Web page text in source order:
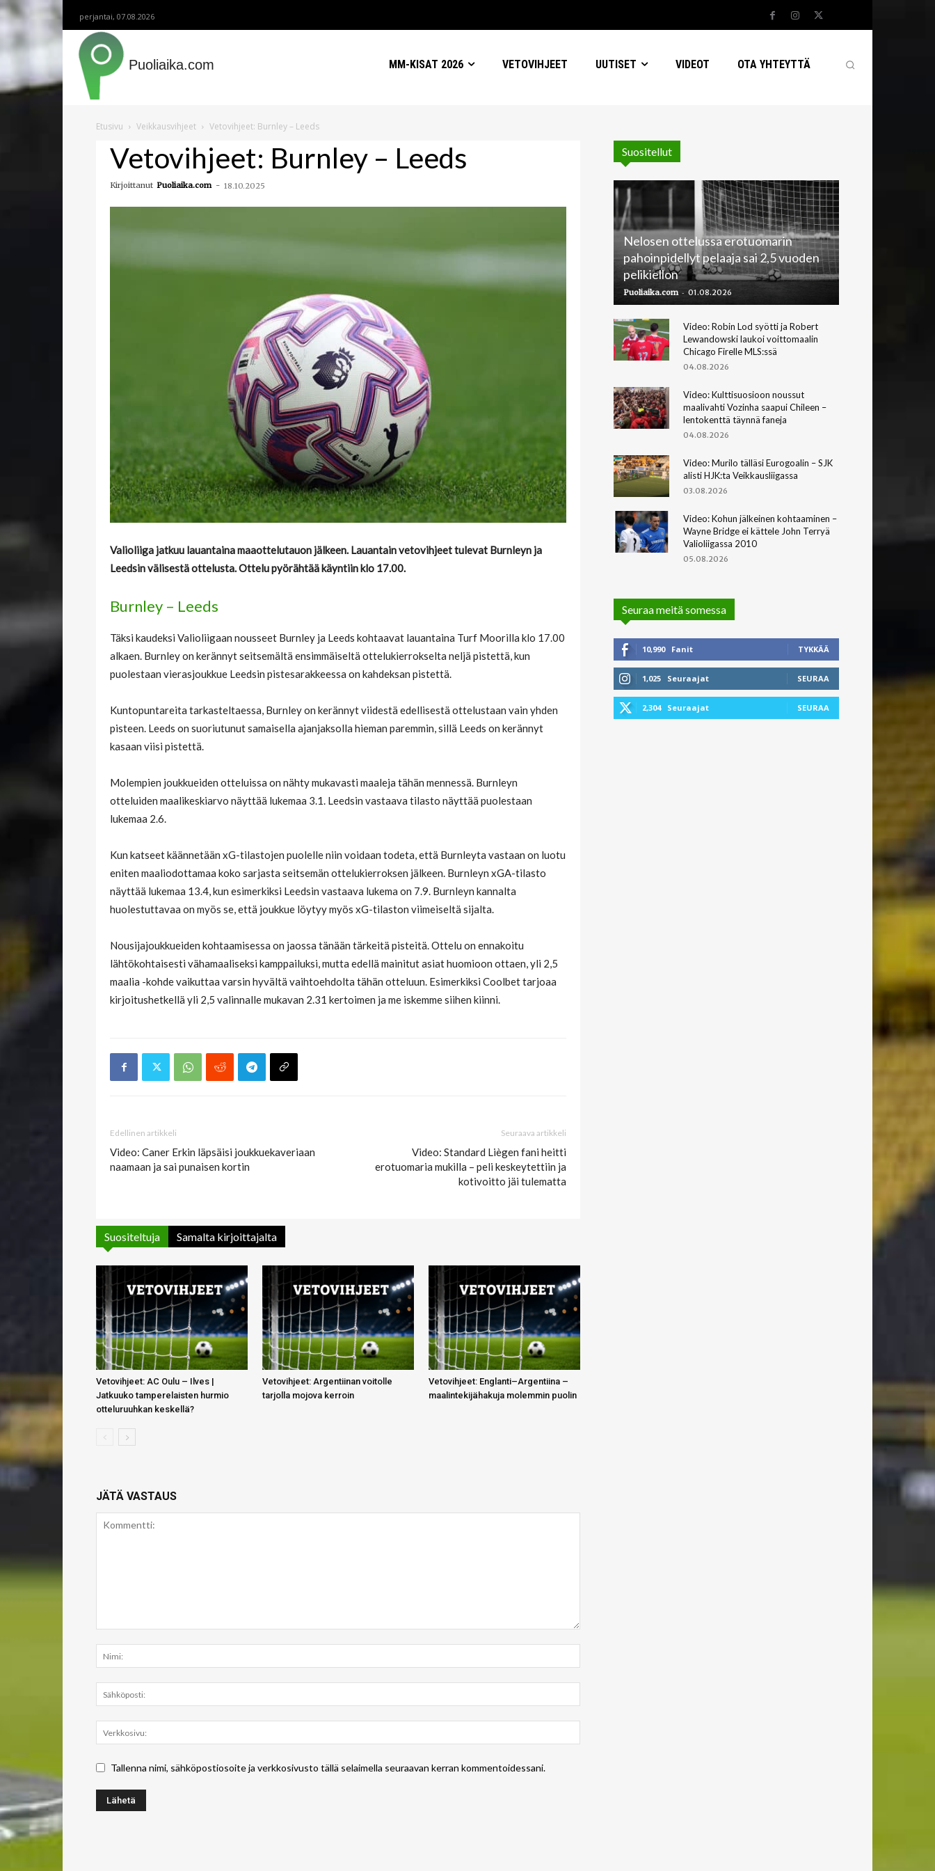
perjantai, 07.08.2026
Puoliaika.com MM-KISAT 2026 VETOVIHJEET UUTISET VIDEOT OTA YHTEYTTÄ
Etusivu Veikkausvihjeet Vetovihjeet: Burnley – Leeds
Vetovihjeet: Burnley – Leeds
Kirjoittanut Puoliaika.com - 18.10.2025
Valioliiga jatkuu lauantaina maaottelutauon jälkeen. Lauantain vetovihjeet tulevat Burnleyn ja
Leedsin välisestä ottelusta. Ottelu pyörähtää käyntiin klo 17.00.
Burnley – Leeds
Täksi kaudeksi Valioliigaan nousseet Burnley ja Leeds kohtaavat lauantaina Turf Moorilla klo 17.00
alkaen. Burnley on kerännyt seitsemältä ensimmäiseltä ottelukierrokselta neljä pistettä, kun
puolestaan vierasjoukkue Leedsin pistesarakkeessa on kahdeksan pistettä.
Kuntopuntareita tarkasteltaessa, Burnley on kerännyt viidestä edellisestä ottelustaan vain yhden
pisteen. Leeds on suoriutunut samaisella ajanjaksolla hieman paremmin, sillä Leeds on kerännyt
kasaan viisi pistettä.
Molempien joukkueiden otteluissa on nähty mukavasti maaleja tähän mennessä. Burnleyn
otteluiden maalikeskiarvo näyttää lukemaa 3.1. Leedsin vastaava tilasto näyttää puolestaan
lukemaa 2.6.
Kun katseet käännetään xG-tilastojen puolelle niin voidaan todeta, että Burnleyta vastaan on luotu
eniten maaliodottamaa koko sarjasta seitsemän ottelukierroksen jälkeen. Burnleyn xGA-tilasto
näyttää lukemaa 13.4, kun esimerkiksi Leedsin vastaava lukema on 7.9. Burnleyn kannalta
huolestuttavaa on myös se, että joukkue löytyy myös xG-tilaston viimeiseltä sijalta.
Nousijajoukkueiden kohtaamisessa on jaossa tänään tärkeitä pisteitä. Ottelu on ennakoitu
lähtökohtaisesti vähamaaliseksi kamppailuksi, mutta edellä mainitut asiat huomioon ottaen, yli 2,5
maalia -kohde vaikuttaa varsin hyvältä vaihtoehdolta tähän otteluun. Esimerkiksi Coolbet tarjoaa
kirjoitushetkellä yli 2,5 valinnalle mukavan 2.31 kertoimen ja me iskemme siihen kiinni.
Edellinen artikkeli
Video: Caner Erkin läpsäisi joukkuekaveriaan
naamaan ja sai punaisen kortin
Seuraava artikkeli
Video: Standard Liègen fani heitti
erotuomaria mukilla – peli keskeytettiin ja
kotivoitto jäi tulematta
Suositeltuja Samalta kirjoittajalta
Vetovihjeet: AC Oulu – Ilves |
Jatkuuko tamperelaisten hurmio
otteluruuhkan keskellä?
Vetovihjeet: Argentiinan voitolle
tarjolla mojova kerroin
Vetovihjeet: Englanti–Argentiina –
maalintekijähakuja molemmin puolin
JÄTÄ VASTAUS
Tallenna nimi, sähköpostiosoite ja verkkosivusto tällä selaimella seuraavan kerran kommentoidessani.
Suositellut
Nelosen ottelussa erotuomarin
pahoinpidellyt pelaaja sai 2,5 vuoden
pelikiellon
Puoliaika.com - 01.08.2026
Video: Robin Lod syötti ja Robert
Lewandowski laukoi voittomaalin
Chicago Firelle MLS:ssä
04.08.2026
Video: Kulttisuosioon noussut
maalivahti Vozinha saapui Chileen –
lentokenttä täynnä faneja
04.08.2026
Video: Murilo tälläsi Eurogoalin – SJK
alisti HJK:ta Veikkausliigassa
03.08.2026
Video: Kohun jälkeinen kohtaaminen –
Wayne Bridge ei kättele John Terryä
Valioliigassa 2010
05.08.2026
Seuraa meitä somessa
10,990 Fanit TYKKÄÄ
1,025 Seuraajat SEURAA
2,304 Seuraajat SEURAA